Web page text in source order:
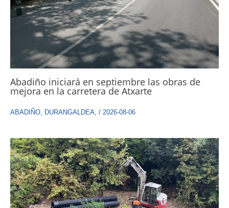
Abadiño iniciará en septiembre las obras de
mejora en la carretera de Atxarte
ABADIÑO DURANGALDEA / 2026-08-06